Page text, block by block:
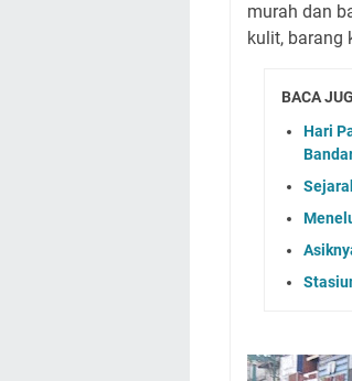
murah dan
kulit, barang
BACA
Hari